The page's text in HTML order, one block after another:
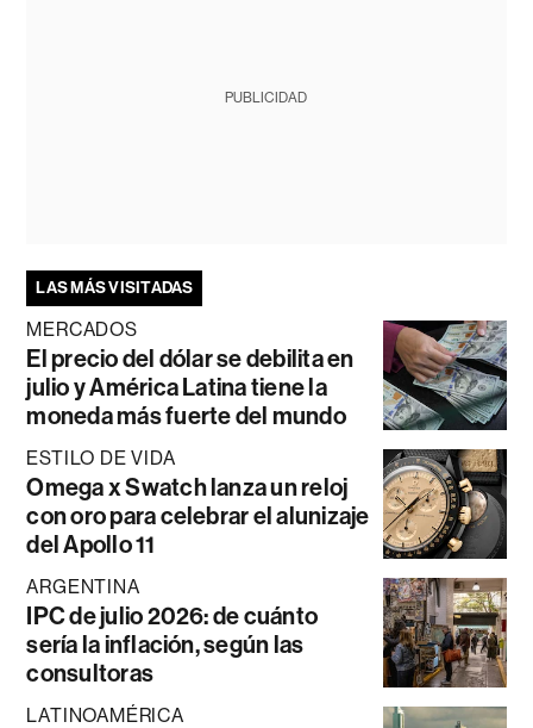
PUBLICIDAD
LAS MÁS VISITADAS
MERCADOS
El precio del dólar se debilita en
julio y América Latina tiene la
moneda más fuerte del mundo
ESTILO DE VIDA
Omega x Swatch lanza un reloj
con oro para celebrar el alunizaje
del Apollo 11
ARGENTINA
IPC de julio 2026: de cuánto
sería la inflación, según las
consultoras
LATINOAMÉRICA